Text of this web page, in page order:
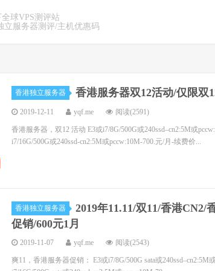
球VPS测评站
立服务器测评/主机优惠码
香港独立服务器 香港服务器双12活动/仅限双
2019-12-11 yqf.me 阅读(2591)
香港服务器，双12 活动 E3或i7/8G/500G或240ssd–cn2:5M或
i7/16G/500G或240ssd-cn2:5M或pccw:10M-700.元/月-续费价...
香港独立服务器
2019年11.11/双11/香港CN2/
促销/600元1月
2019-11-07 yqf.me 阅读(2543)
爽11，香港服务器促销： E3或i7/8G/500G sata或